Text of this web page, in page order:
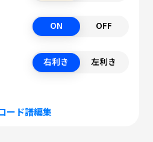
ON OFF
右利き 左利き
ード譜編集